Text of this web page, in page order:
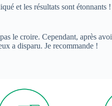
et les résultats sont
le croire. Cependant, après
a disparu. Je recommande !